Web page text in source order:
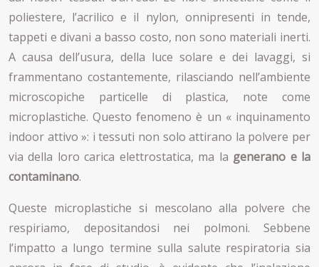
poliestere, l’acrilico e il nylon, onnipresenti in tende,
tappeti e divani a basso costo, non sono materiali inerti.
A causa dell’usura, della luce solare e dei lavaggi, si
frammentano costantemente, rilasciando nell’ambiente
microscopiche particelle di plastica, note come
microplastiche. Questo fenomeno è un « inquinamento
indoor attivo »: i tessuti non solo attirano la polvere per
via della loro carica elettrostatica, ma la generano e la
contaminano.
Queste microplastiche si mescolano alla polvere che
respiriamo, depositandosi nei polmoni. Sebbene
l’impatto a lungo termine sulla salute respiratoria sia